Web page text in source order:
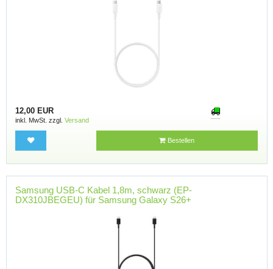
12,00 EUR
inkl. MwSt. zzgl. Versand
Bestellen
Samsung USB-C Kabel 1,8m, schwarz (EP-
DX310JBEGEU) für Samsung Galaxy S26+